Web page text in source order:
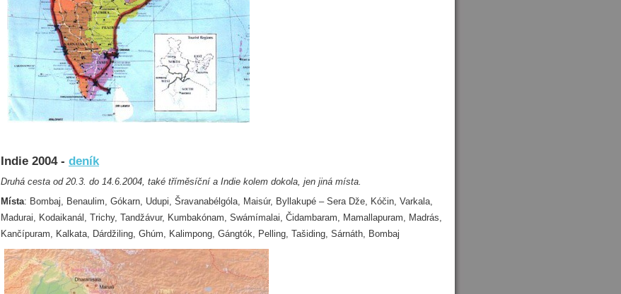
Indie 2004 - deník
Druhá cesta od 20.3. do 14.6.2004, také tříměsíční a Indie kolem dokola, jen jiná místa.
Místa: Bombaj, Benaulim, Gókarn, Udupi, Šravanabélgóla, Maisúr, Byllakupé – Sera Dže, Kóčin, Varkala,
Madurai, Kodaikanál, Trichy, Tandžávur, Kumbakónam, Swámímalai, Čidambaram, Mamallapuram, Madrás,
Kančípuram, Kalkata, Dárdžiling, Ghúm, Kalimpong, Gángtók, Pelling, Tašiding, Sárnáth, Bombaj